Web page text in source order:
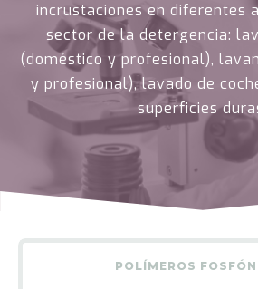
incrustaciones en diferentes
sector de la detergencia:
(doméstico y profesional),
y profesional), lavado de
superficies
POLÍMEROS